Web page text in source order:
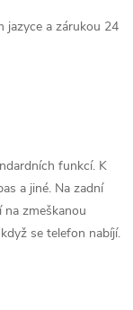
jazyce a zárukou 24
funkcí. K
a jiné. Na zadní
zmeškanou
se telefon nabíjí.